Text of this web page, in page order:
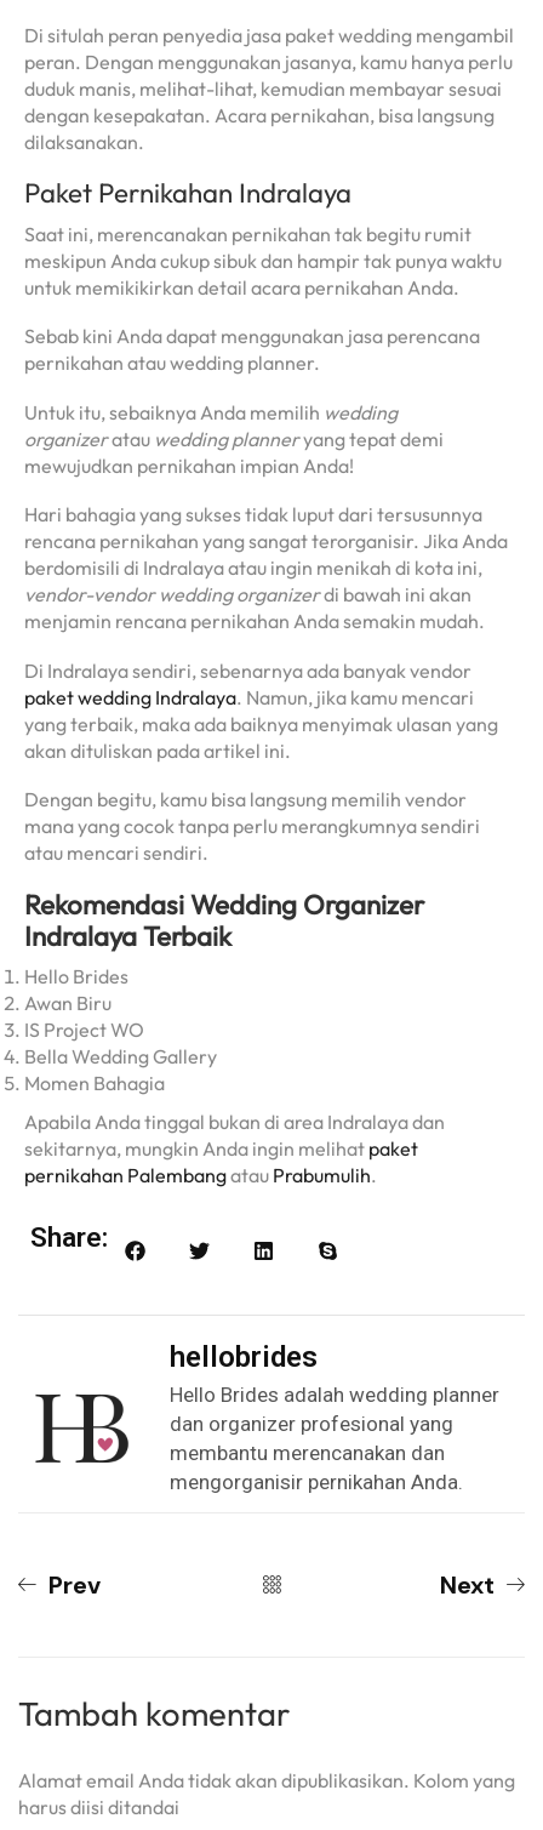
Di situlah peran penyedia jasa paket wedding mengambil
peran. Dengan menggunakan jasanya, kamu hanya perlu
duduk manis, melihat-lihat, kemudian membayar sesuai
dengan kesepakatan. Acara pernikahan, bisa langsung
dilaksanakan.
Paket Pernikahan Indralaya
Saat ini, merencanakan pernikahan tak begitu rumit
meskipun Anda cukup sibuk dan hampir tak punya waktu
untuk memikikirkan detail acara pernikahan Anda.
Sebab kini Anda dapat menggunakan jasa perencana
pernikahan atau wedding planner.
Untuk itu, sebaiknya Anda memilih wedding
organizeratau wedding planneryang tepat demi
mewujudkan pernikahan impian Anda!
Hari bahagia yang sukses tidak luput dari tersusunnya
rencana pernikahan yang sangat terorganisir. Jika Anda
berdomisili di Indralaya atau ingin menikah di kota ini,
vendor-vendor wedding organizerdi bawah ini akan
menjamin rencana pernikahan Anda semakin mudah.
Di Indralaya sendiri, sebenarnya ada banyak vendor
paket wedding Indralaya. Namun, jika kamu mencari
yang terbaik, maka ada baiknya menyimak ulasan yang
akan dituliskan pada artikel ini.
Dengan begitu, kamu bisa langsung memilih vendor
mana yang cocok tanpa perlu merangkumnya sendiri
atau mencari sendiri.
Rekomendasi Wedding Organizer
Indralaya Terbaik
Hello Brides
Awan Biru
IS Project WO
Bella Wedding Gallery
Momen Bahagia
Apabila Anda tinggal bukan di area Indralaya dan
sekitarnya, mungkin Anda ingin melihat paket
pernikahan Palembangatau Prabumulih.
Share:
hellobrides
Hello Brides adalah wedding planner
dan organizer profesional yang
membantu merencanakan dan
mengorganisir pernikahan Anda.
Prev Next
Tambah komentar
Alamat email Anda tidak akan dipublikasikan. Kolom yang
harus diisi ditandai